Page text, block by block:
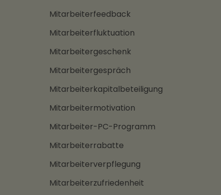
Mitarbeiterfeedback
Mitarbeiterfluktuation
Mitarbeitergeschenk
Mitarbeitergespräch
Mitarbeiterkapitalbeteiligung
Mitarbeitermotivation
Mitarbeiter-PC-Programm
Mitarbeiterrabatte
Mitarbeiterverpflegung
Mitarbeiterzufriedenheit